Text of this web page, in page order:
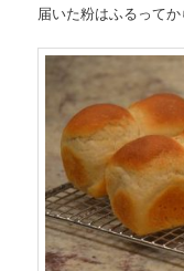
届いた粉はふるって